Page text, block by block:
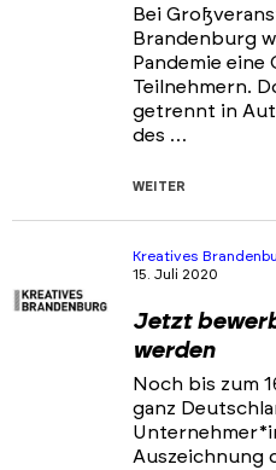
Bei
Brandenburg
Pandemie eine
Teilnehmern.
getrennt in
des …
WEITER
Kreatives
15. Juli 2020
Jetzt
werden
Noch bis zum
ganz
Auszeichnung